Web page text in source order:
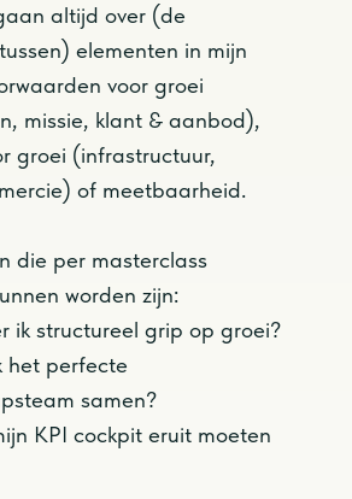
altijd over (de
elementen in mijn
voor groei
missie, klant & aanbod),
groei (infrastructuur,
of meetbaarheid.
die per masterclass
worden zijn:
ik structureel grip op groei?
het perfecte
samen?
KPI cockpit eruit moeten